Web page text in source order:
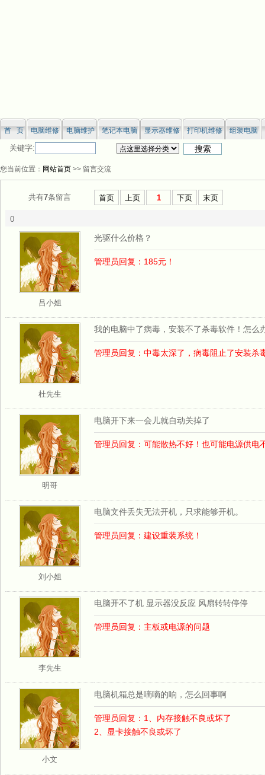
首 页 电脑维修 电脑维护 笔记本电脑 显示器维修 打印机维修 组装电脑
关键字:
您当前位置： 网站首页 >> 留言交流
共有7条留言 首页 上页 1 下页 末页
0
吕小姐
光驱什么价格？
管理员回复：185元！
杜先生
我的电脑中了病毒，安装不了杀毒软件！怎么
管理员回复：中毒太深了，病毒阻止了安装杀
明哥
电脑开下来一会儿就自动关掉了
管理员回复：可能散热不好！也可能电源供电
刘小姐
电脑文件丢失无法开机，只求能够开机。
管理员回复：建设重装系统！
李先生
电脑开不了机 显示器没反应 风扇转转停停
管理员回复：主板或电源的问题
小文
电脑机箱总是嘀嘀的响，怎么回事啊
管理员回复：1、内存接触不良或坏了
2、显卡接触不良或坏了